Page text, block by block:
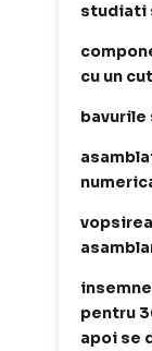
studiati
cu un
bavurile
pentru
apoi se